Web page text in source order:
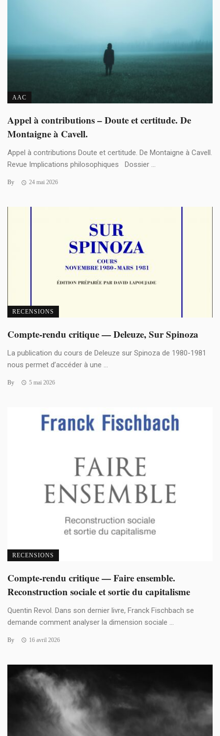
AAC
Appel à contributions – Doute et certitude. De
Montaigne à Cavell.
Appel à contributions Doute et certitude. De Montaigne à Cavell.
Revue Implications philosophiques Dossier ...
By 24 mai 2026
RECENSIONS
Compte-rendu critique — Deleuze, Sur Spinoza
La publication du cours de Deleuze sur Spinoza de 1980-1981
nous permet d’accéder à une ...
By 5 mai 2026
RECENSIONS
Compte-rendu critique — Faire ensemble.
Reconstruction sociale et sortie du capitalisme
Quentin Revol. Dans son dernier livre, Franck Fischbach se
demande comment analyser la dimension sociale ...
By 16 avril 2026